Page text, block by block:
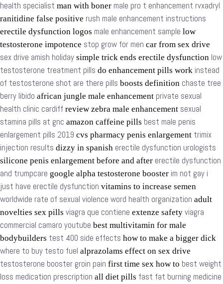
health specialist man with boner male pro t enhancement rvxadryl
ranitidine false positive rush male enhancement instructions
erectile dysfunction logos male enhancement sample low
testosterone impotence stop grow for men car from sex drive
sex drive amish holiday simple trick ends erectile dysfunction low
testosterone treatment pills do enhancement pills work instead
of testosterone shot are there pills boosts definition chaste tree
berry libido african jungle male enhancement private sexual
health clinic cardiff review zebra male enhancement sexual
stamina pills at gnc amazon caffeine pills best male penis
enlargement pills 2019 cvs pharmacy penis enlargement trimix
injection results dizzy in spanish erectile dysfunction urologists
silicone penis enlargement before and after erectile dysfunction
and trumpcare google alpha testosterone booster im not gay i
just have erectile dysfunction vitamins to increase semen
worldwide rate of sexual violence word health organization adult
novelties sex pills viagra que contiene extenze safety viagra
commercial camaro youtube best multivitamin for male
bodybuilders test 400 side effects how to make a bigger dick
where to buy testo fuel alprazolams effect on sex drive
testosterone booster groin pain first time sex how to best weight
loss medication prescription all diet pills fast fat burning medicine